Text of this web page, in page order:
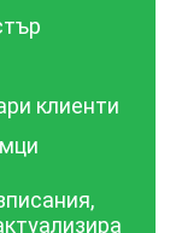
клиенти